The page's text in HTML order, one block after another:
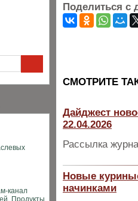
Поделиться с
CМОТРИТЕ
Дайджест
22.04.2026
Рассылка
Новые
начинками